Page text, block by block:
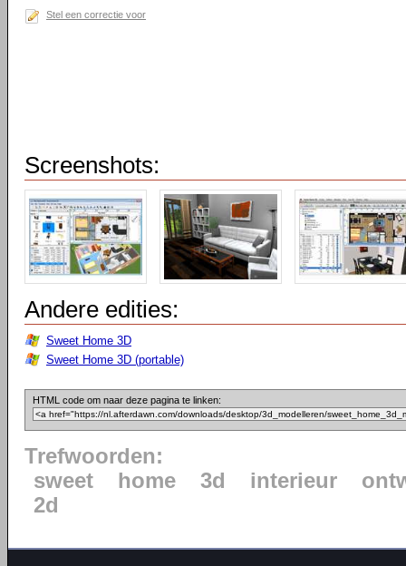
Stel een correctie voor
Screenshots:
Andere edities:
Sweet Home 3D
Sweet Home 3D (portable)
HTML code om naar deze pagina te linken:
Trefwoorden:
sweet
home 3d interieur
2d